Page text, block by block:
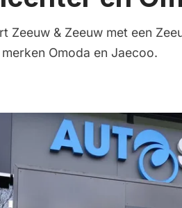
Zeeuw & Zeeuw met een
Omoda en Jaecoo.